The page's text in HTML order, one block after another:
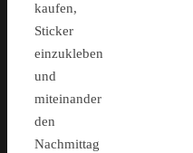
kaufen,
Sticker
einzukleben
und
miteinander
den
Nachmittag